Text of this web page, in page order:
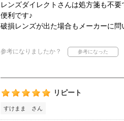
レンズダイレクトさんは処方箋も不
便利です♪
破損レンズが出た場合もメーカーに
参考になりましたか？
リピート
すけまま さん